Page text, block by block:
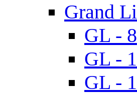
Grand
GL - 8
GL -
GL -